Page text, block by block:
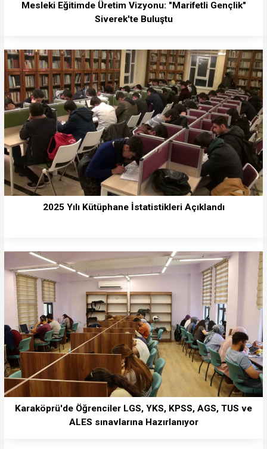
Mesleki Eğitimde Üretim Vizyonu: "Marifetli Gençlik"
Siverek'te Buluştu
2025 Yılı Kütüphane İstatistikleri Açıklandı
Karaköprü'de Öğrenciler LGS, YKS, KPSS, AGS, TUS ve
ALES sınavlarına Hazırlanıyor